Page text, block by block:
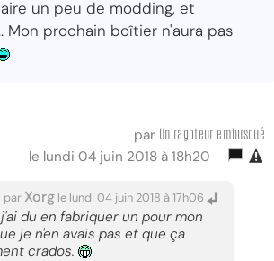
un peu de modding, et
Mon prochain boîtier n'aura pas
par Un ragoteur embusqué
le lundi 04 juin 2018 à 18h20
par Xorg le lundi 04 juin 2018 à 17h06
du en fabriquer un pour mon
je n'en avais pas et que ça
crados.